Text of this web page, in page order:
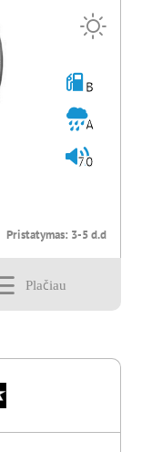
B
A
70
Pristatymas: 3-5 d.d